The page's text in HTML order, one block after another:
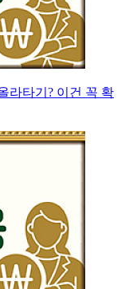
라타기? 이건 꼭 확